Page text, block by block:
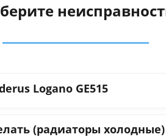
Logano GE515
(радиаторы холодные)